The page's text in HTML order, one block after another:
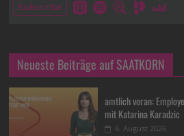
Neueste Beiträge auf SAATKORN
amtlich voran:
mit Katarina Karadzic
6. August 2026